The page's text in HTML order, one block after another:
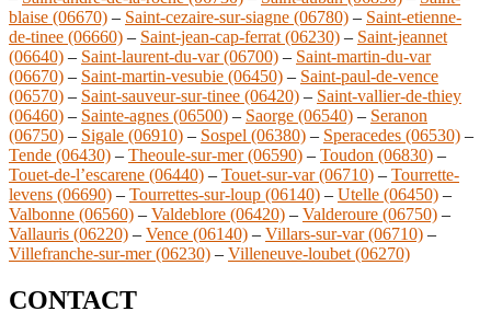
blaise (06670) – Saint-cezaire-sur-siagne (06780) – Saint-etienne-
de-tinee (06660) – Saint-jean-cap-ferrat (06230) – Saint-jeannet
(06640) – Saint-laurent-du-var (06700) – Saint-martin-du-var
(06670) – Saint-martin-vesubie (06450) – Saint-paul-de-vence
(06570) – Saint-sauveur-sur-tinee (06420) – Saint-vallier-de-thiey
(06460) – Sainte-agnes (06500) – Saorge (06540) – Seranon
(06750) – Sigale (06910) – Sospel (06380) – Speracedes (06530) –
Tende (06430) – Theoule-sur-mer (06590) – Toudon (06830) –
Touet-de-l’escarene (06440) – Touet-sur-var (06710) – Tourrette-
levens (06690) – Tourrettes-sur-loup (06140) – Utelle (06450) –
Valbonne (06560) – Valdeblore (06420) – Valderoure (06750) –
Vallauris (06220) – Vence (06140) – Villars-sur-var (06710) –
Villefranche-sur-mer (06230) – Villeneuve-loubet (06270)
CONTACT